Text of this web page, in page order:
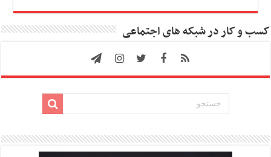
کسب و کار در شبکه های اجتماعی